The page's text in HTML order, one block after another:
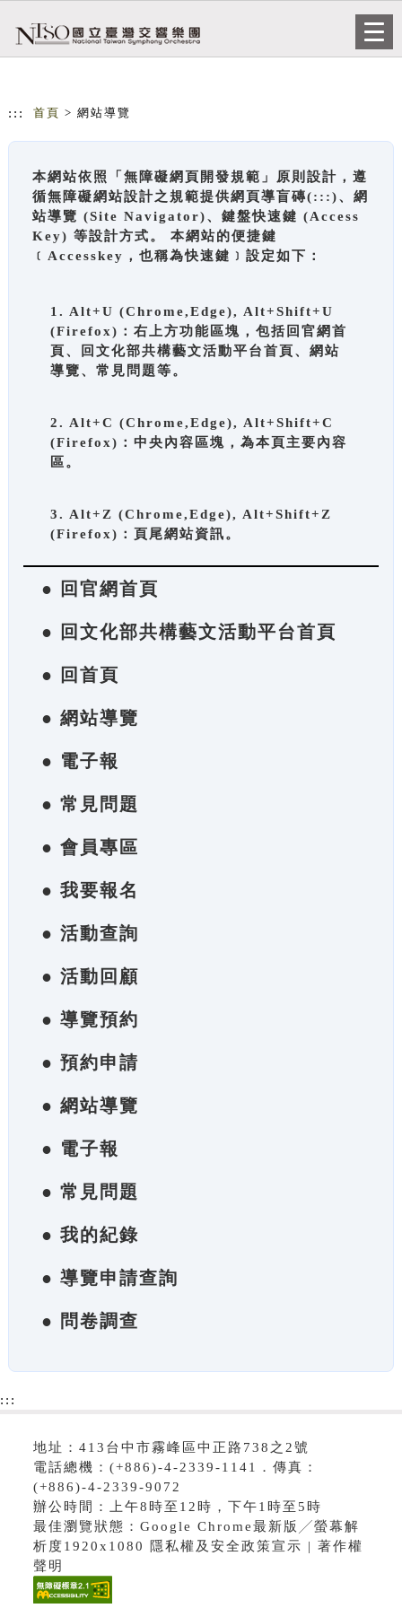
::: 首頁 > 網站導覽
本網站依照「無障礙網頁開發規範」原則設計，遵
循無障礙網站設計之規範提供網頁導盲磚(:::)、網
站導覽 (Site Navigator)、鍵盤快速鍵 (Access
Key) 等設計方式。 本網站的便捷鍵
﹝Accesskey，也稱為快速鍵﹞設定如下：
1. Alt+U (Chrome,Edge), Alt+Shift+U
(Firefox)：右上方功能區塊，包括回官網首
頁、回文化部共構藝文活動平台首頁、網站
導覽、常見問題等。
2. Alt+C (Chrome,Edge), Alt+Shift+C
(Firefox)：中央內容區塊，為本頁主要內容
區。
3. Alt+Z (Chrome,Edge), Alt+Shift+Z
(Firefox)：頁尾網站資訊。
● 回官網首頁
● 回文化部共構藝文活動平台首頁
● 回首頁
● 網站導覽
● 電子報
● 常見問題
● 會員專區
● 我要報名
● 活動查詢
● 活動回顧
● 導覽預約
● 預約申請
● 網站導覽
● 電子報
● 常見問題
● 我的紀錄
● 導覽申請查詢
● 問卷調查
:::
地址：413台中市霧峰區中正路738之2號
電話總機：(+886)-4-2339-1141．傳真：
(+886)-4-2339-9072
辦公時間：上午8時至12時，下午1時至5時
最佳瀏覽狀態：Google Chrome最新版╱螢幕解
析度1920x1080 隱私權及安全政策宣示 | 著作權
聲明